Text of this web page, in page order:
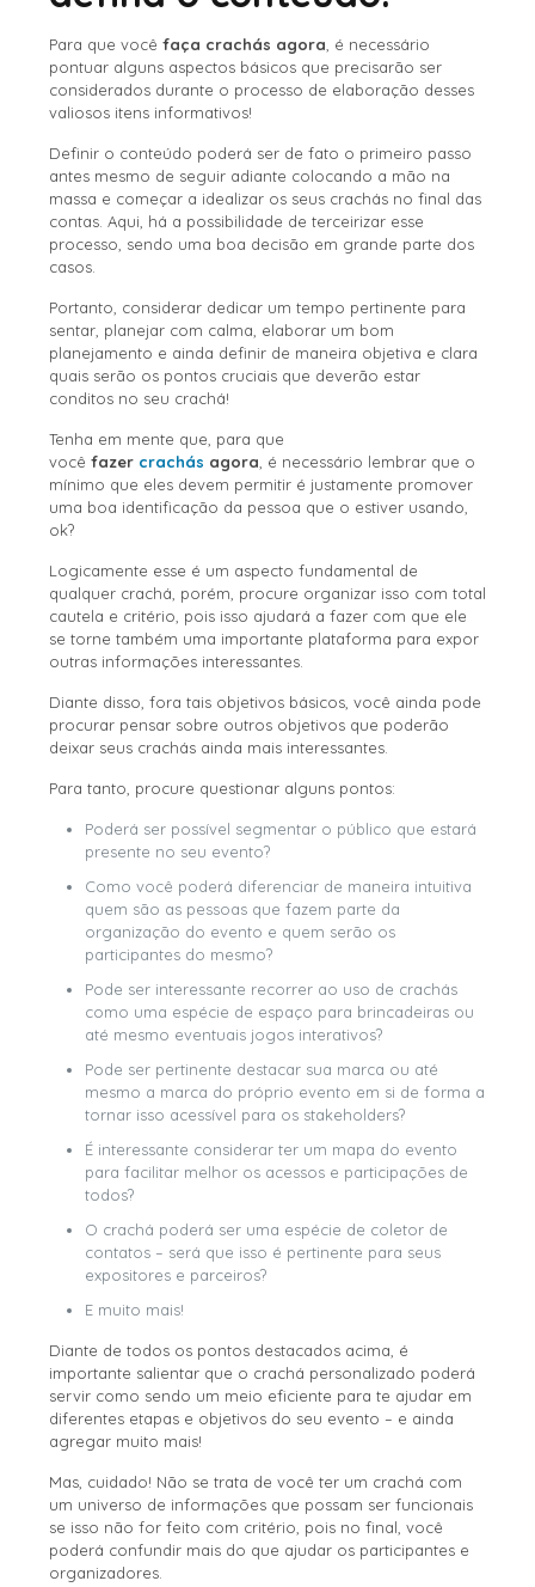
Para que você faça crachás agora, é necessário
pontuar alguns aspectos básicos que precisarão ser
considerados durante o processo de elaboração desses
valiosos itens informativos!
Definir o conteúdo poderá ser de fato o primeiro passo
antes mesmo de seguir adiante colocando a mão na
massa e começar a idealizar os seus crachás no final das
contas. Aqui, há a possibilidade de terceirizar esse
processo, sendo uma boa decisão em grande parte dos
casos.
Portanto, considerar dedicar um tempo pertinente para
sentar, planejar com calma, elaborar um bom
planejamento e ainda definir de maneira objetiva e clara
quais serão os pontos cruciais que deverão estar
conditos no seu crachá!
Tenha em mente que, para que
você fazer crachás agora, é necessário lembrar que o
mínimo que eles devem permitir é justamente promover
uma boa identificação da pessoa que o estiver usando,
ok?
Logicamente esse é um aspecto fundamental de
qualquer crachá, porém, procure organizar isso com total
cautela e critério, pois isso ajudará a fazer com que ele
se torne também uma importante plataforma para expor
outras informações interessantes.
Diante disso, fora tais objetivos básicos, você ainda pode
procurar pensar sobre outros objetivos que poderão
deixar seus crachás ainda mais interessantes.
Para tanto, procure questionar alguns pontos:
Poderá ser possível segmentar o público que estará
presente no seu evento?
Como você poderá diferenciar de maneira intuitiva
quem são as pessoas que fazem parte da
organização do evento e quem serão os
participantes do mesmo?
Pode ser interessante recorrer ao uso de crachás
como uma espécie de espaço para brincadeiras ou
até mesmo eventuais jogos interativos?
Pode ser pertinente destacar sua marca ou até
mesmo a marca do próprio evento em si de forma a
tornar isso acessível para os stakeholders?
É interessante considerar ter um mapa do evento
para facilitar melhor os acessos e participações de
todos?
O crachá poderá ser uma espécie de coletor de
contatos – será que isso é pertinente para seus
expositores e parceiros?
E muito mais!
Diante de todos os pontos destacados acima, é
importante salientar que o crachá personalizado poderá
servir como sendo um meio eficiente para te ajudar em
diferentes etapas e objetivos do seu evento – e ainda
agregar muito mais!
Mas, cuidado! Não se trata de você ter um crachá com
um universo de informações que possam ser funcionais
se isso não for feito com critério, pois no final, você
poderá confundir mais do que ajudar os participantes e
organizadores.